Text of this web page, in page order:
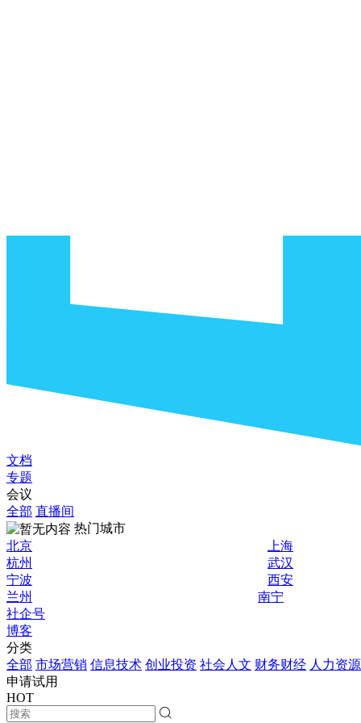
文档
专题
会议
全部 直播间
热门城市
北京
上海
杭州
武汉
宁波
西安
兰州
南宁
社企号
博客
分类
全部 市场营销 信息技术 创业投资 社会人文 财务财经 人力资源
申请试用
HOT